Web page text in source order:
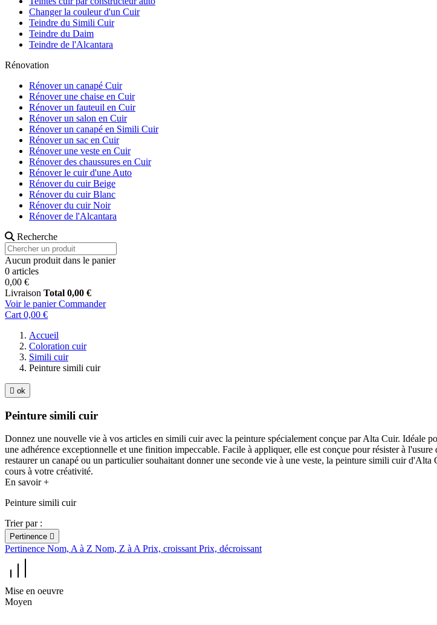
Changer la couleur d'un Cuir
Teindre du Simili Cuir
Teindre du Daim
Teindre de l'Alcantara
Rénovation
Rénover un canapé Cuir
Rénover une chaise en Cuir
Rénover un fauteuil en Cuir
Rénover un salon en Cuir
Rénover un canapé en Simili Cuir
Rénover un sac en Cuir
Rénover une veste en Cuir
Rénover des chaussures en Cuir
Rénover le cuir d'une Auto
Rénover du cuir Beige
Rénover du cuir Blanc
Rénover du cuir Noir
Rénover de l'Alcantara
Recherche
Aucun produit dans le panier
0 articles
0,00 €
Livraison Total 0,00 €
Voir le panier Commander
Cart 0,00 €
Accueil
Coloration cuir
Simili cuir
Peinture simili cuir
 ok
Peinture simili cuir
Donnez une nouvelle vie à vos articles en simili cuir avec la peinture spécialement conçue par Alta Cuir. Idéale
une adhérence exceptionnelle et une finition impeccable. Facile à appliquer, elle est conçue pour résister à
restaurer un canapé ou un particulier souhaitant donner une seconde vie à une veste, la peinture simili cuir
cours à votre créativité.
En savoir +
Peinture simili cuir
Trier par :
Pertinence 
Pertinence Nom, A à Z Nom, Z à APrix, croissantPrix, décroissant
Mise en oeuvre
Moyen